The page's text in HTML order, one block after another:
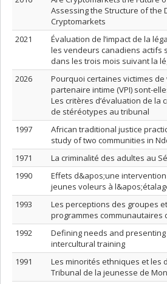
Assessing the Structure of the
Cryptomarkets
2021
Évaluation de l’impact de la
les vendeurs canadiens actifs
dans les trois mois suivant la
2026
Pourquoi certaines victimes de
partenaire intime (VPI) sont-
Les critères d’évaluation de la
de stéréotypes au tribunal
1997
African traditional justice
study of two communities in
1971
La criminalité des adultes au
1990
Effets d&apos;une
jeunes voleurs à
1993
Les perceptions des groupes
programmes communautaires
1992
Defining needs and
intercultural training
1991
Les minorités ethniques et les
Tribunal de la jeunesse de